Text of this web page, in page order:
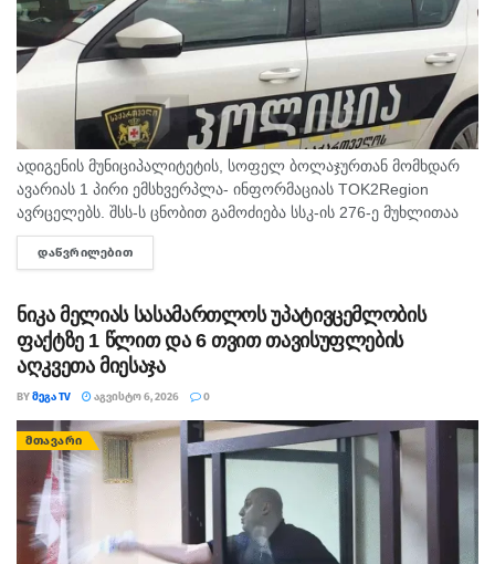
ადიგენის მუნიციპალიტეტის, სოფელ ბოლაჯურთან მომხდარ
ავარიას 1 პირი ემსხვერპლა- ინფორმაციას TOK2Region
ავრცელებს. შსს-ს ცნობით გამოძიება სსკ-ის 276-ე მუხლითაა
დაწყებული, რაც ტრანსპორტის მოძრაობის უსაფრთხოების ან
ექსპლუატაციის წესის დარღვევას გულისხმობს.
ᲓᲐᲬᲕᲠᲘᲚᲔᲑᲘᲗ
ნიკა მელიას სასამართლოს უპატივცემლობის
ფაქტზე 1 წლით და 6 თვით თავისუფლების
აღკვეთა მიესაჯა
BYᲛᲔᲒᲐ TV ᲐᲒᲕᲘᲡᲢᲝ 6, 2026 0
ᲛᲗᲐᲕᲐᲠᲘ